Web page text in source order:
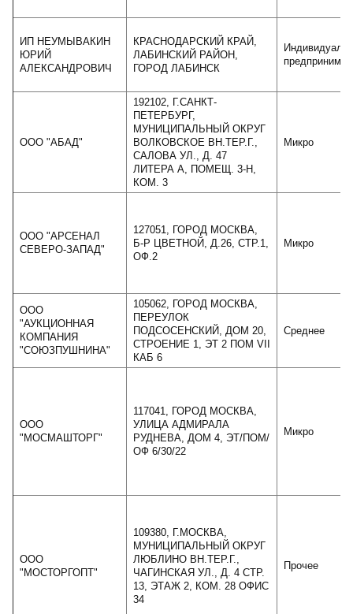
ИП НЕУМЫВАКИН
ЮРИЙ
АЛЕКСАНДРОВИЧ
КРАСНОДАРСКИЙ КРАЙ,
ЛАБИНСКИЙ РАЙОН,
ГОРОД ЛАБИНСК
ООО "АБАД"
192102, Г.САНКТ-
ПЕТЕРБУРГ,
МУНИЦИПАЛЬНЫЙ ОКРУГ
ВОЛКОВСКОЕ ВН.ТЕР.Г.,
САЛОВА УЛ., Д. 47
ЛИТЕРА А, ПОМЕЩ. 3-Н,
КОМ. 3
Микро
ООО "АРСЕНАЛ
СЕВЕРО-ЗАПАД"
127051, ГОРОД МОСКВА,
Б-Р ЦВЕТНОЙ, Д.26, СТР.1,
ОФ.2
Микро
ООО
"АУКЦИОННАЯ
КОМПАНИЯ
"СОЮЗПУШНИНА"
105062, ГОРОД МОСКВА,
ПЕРЕУЛОК
ПОДСОСЕНСКИЙ, ДОМ 20,
СТРОЕНИЕ 1, ЭТ 2 ПОМ VII
КАБ 6
Среднее
ООО
"МОСМАШТОРГ"
117041, ГОРОД МОСКВА,
УЛИЦА АДМИРАЛА
РУДНЕВА, ДОМ 4, ЭТ/ПОМ/
ОФ 6/30/22
Микро
ООО
"МОСТОРГОПТ"
109380, Г.МОСКВА,
МУНИЦИПАЛЬНЫЙ ОКРУГ
ЛЮБЛИНО ВН.ТЕР.Г.,
ЧАГИНСКАЯ УЛ., Д. 4 СТР.
13, ЭТАЖ 2, КОМ. 28 ОФИС
34
Прочее